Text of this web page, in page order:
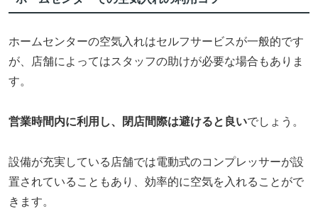
ホームセンターの空気入れはセルフサービスが一般的です
が、店舗によってはスタッフの助けが必要な場合もありま
す。
営業時間内に利用し、閉店間際は避けると良いでしょう。
設備が充実している店舗では電動式のコンプレッサーが設
置されていることもあり、効率的に空気を入れることがで
きます。